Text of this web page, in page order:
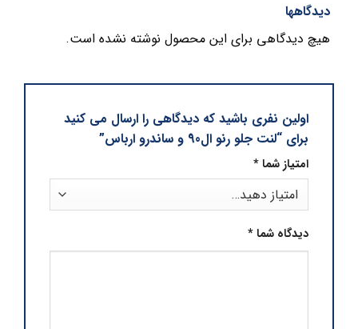
دیدگاهها
هیچ دیدگاهی برای این محصول نوشته نشده است.
اولین نفری باشید که دیدگاهی را ارسال می کنید
برای “لنت جلو رنو ال90 و ساندرو ارباس”
امتیاز شما*
دیدگاه شما*